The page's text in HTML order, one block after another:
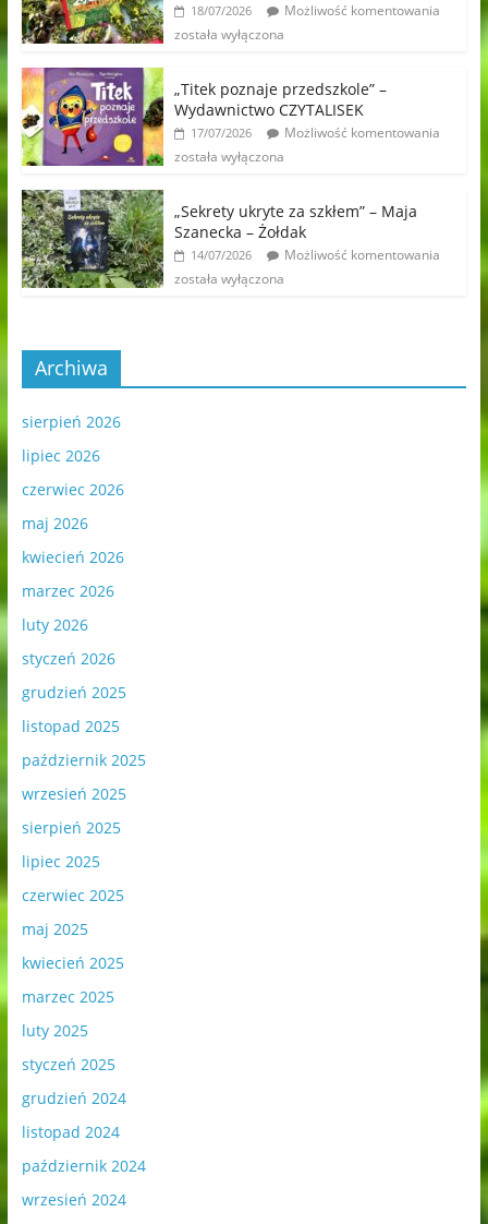
18/07/2026
Możliwość komentowania
została wyłączona
„Titek poznaje przedszkole” –
Wydawnictwo CZYTALISEK
17/07/2026
Możliwość komentowania
została wyłączona
„Sekrety ukryte za szkłem” – Maja
Szanecka – Żołdak
14/07/2026
Możliwość komentowania
została wyłączona
Archiwa
sierpień 2026
lipiec 2026
czerwiec 2026
maj 2026
kwiecień 2026
marzec 2026
luty 2026
styczeń 2026
grudzień 2025
listopad 2025
październik 2025
wrzesień 2025
sierpień 2025
lipiec 2025
czerwiec 2025
maj 2025
kwiecień 2025
marzec 2025
luty 2025
styczeń 2025
grudzień 2024
listopad 2024
październik 2024
wrzesień 2024